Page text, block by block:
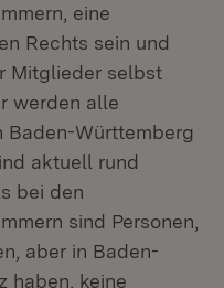
eine
Rechts sein und
Mitglieder selbst
werden alle
Baden-Württemberg
aktuell rund
bei den
sind Personen,
aber in Baden-
haben, keine